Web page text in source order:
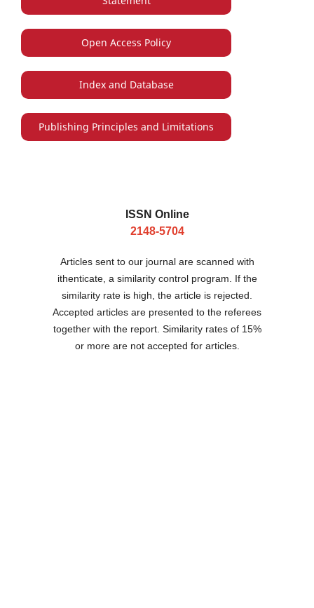
Open Access Policy
Index and Database
Publishing Principles and Limitations
ISSN Online
2148-5704
Articles sent to our journal are scanned with
ithenticate, a similarity control program. If the
similarity rate is high, the article is rejected.
Accepted articles are presented to the referees
together with the report. Similarity rates of 15%
or more are not accepted for articles.